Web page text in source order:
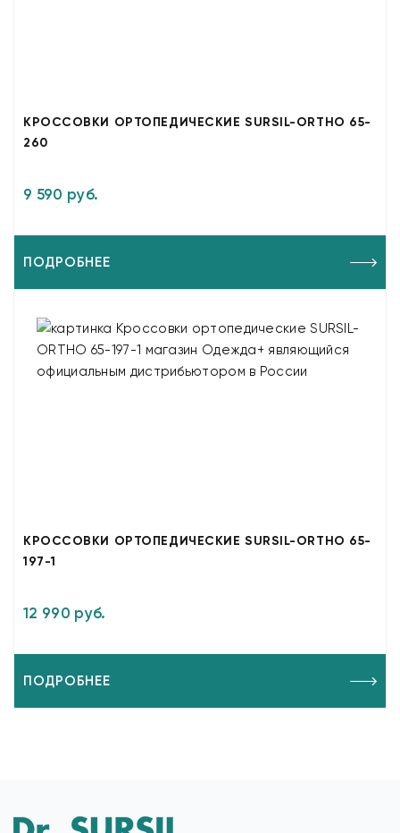
КРОССОВКИ ОРТОПЕДИЧЕСКИЕ SURSIL-ORTHO 65-
260
9 590 руб.
ПОДРОБНЕЕ
КРОССОВКИ ОРТОПЕДИЧЕСКИЕ SURSIL-ORTHO 65-
197-1
12 990 руб.
ПОДРОБНЕЕ